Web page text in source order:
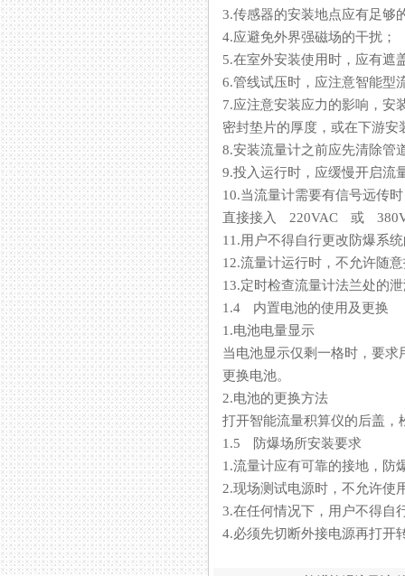
3.传感器的安装地点应有足够的
4.应避免外界强磁场的干扰；
5.在室外安装使用时，应有遮盖
6.管线试压时，应注意智
7.应注意安装应力的影响，
密封垫片的厚度，或在下游安
8.安装流量计之前应先清除管道
9.投入运行时，应缓慢开启流
10.当流量计需要有信号远传
直接接入 220VAC 或
11.用户不得自行更改防爆系统
12.流量计运行时，不允许随
13.定时检查流量计法兰处的泄漏
1.4 内置电池的使用及更换
1.电池电量显示
当电池显示仅剩一格时，要求
更换电池。
2.电池的更换方法
打开智能流量积算仪的后盖，
1.5 防爆场所安装要求
1.流量计应有可靠的接地
2.现场测试电源时，不允许使
3.在任何情况下，用户不得自
4.必须先切断外接电源再打开转